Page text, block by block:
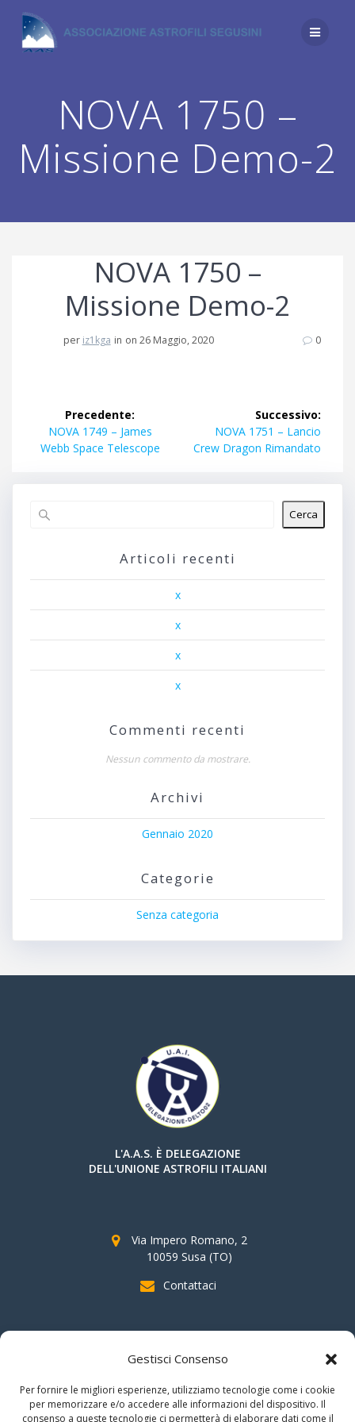
Gestisci Consenso
Per fornire le migliori esperienze, utilizziamo tecnologie come i cookie
per memorizzare e/o accedere alle informazioni del dispositivo. Il
consenso a queste tecnologie ci permetterà di elaborare dati come il
contenuto
NOVA 1750 –
Missione Demo-2
NOVA 1750 –
Missione Demo-2
per iz1kga in on 26 Maggio, 2020 0
Navigazione
articoli
Precedente:
Articolo
precedente:
NOVA 1749 – James
Webb Space Telescope
Successivo:
Articolo
successivo:
NOVA 1751 – Lancio
Crew Dragon Rimandato
Cerca
Articoli recenti
x
x
x
x
Commenti recenti
Nessun commento da mostrare.
Archivi
Gennaio 2020
Categorie
Senza categoria
L'A.A.S. È DELEGAZIONE
DELL'UNIONE ASTROFILI ITALIANI
Via Impero Romano, 2
10059 Susa (TO)
Contattaci
SOSTIENI AAS
indicando il
C.F. 96020930010
nella dichiarazione dei redditi e
firmando per la destinazione del"cinque per mille".